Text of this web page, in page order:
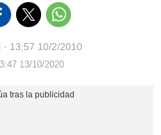
· 13:57 10/2/2010
13/10/2020